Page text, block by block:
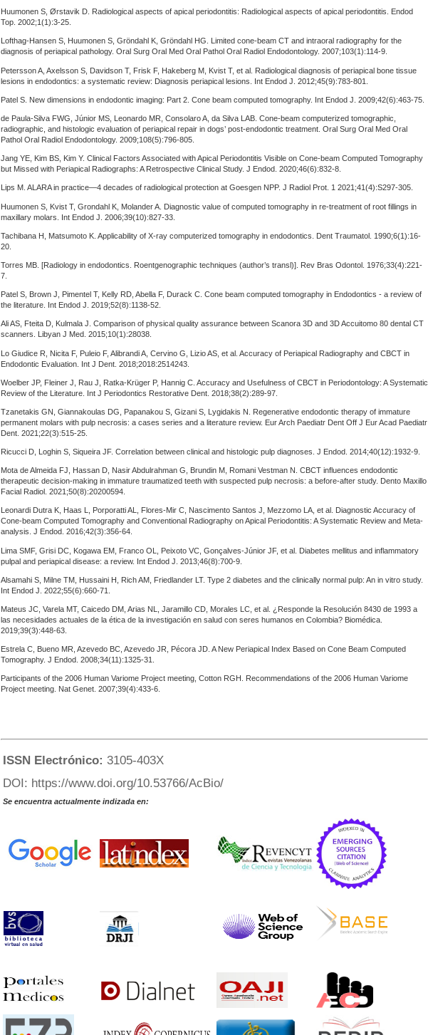
Huumonen S, Ørstavik D. Radiological aspects of apical periodontitis: Radiological aspects of apical periodontitis. Endod
Top. 2002;1(1):3-25.
Lofthag-Hansen S, Huumonen S, Gröndahl K, Gröndahl HG. Limited cone-beam CT and intraoral radiography for the
diagnosis of periapical pathology. Oral Surg Oral Med Oral Pathol Oral Radiol Endodontology. 2007;103(1):114-9.
Petersson A, Axelsson S, Davidson T, Frisk F, Hakeberg M, Kvist T, et al. Radiological diagnosis of periapical bone tissue
lesions in endodontics: a systematic review: Diagnosis periapical lesions. Int Endod J. 2012;45(9):783-801.
Patel S. New dimensions in endodontic imaging: Part 2. Cone beam computed tomography. Int Endod J. 2009;42(6):463-75.
de Paula-Silva FWG, Júnior MS, Leonardo MR, Consolaro A, da Silva LAB. Cone-beam computerized tomographic,
radiographic, and histologic evaluation of periapical repair in dogs’ post-endodontic treatment. Oral Surg Oral Med Oral
Pathol Oral Radiol Endodontology. 2009;108(5):796-805.
Jang YE, Kim BS, Kim Y. Clinical Factors Associated with Apical Periodontitis Visible on Cone-beam Computed Tomography
but Missed with Periapical Radiographs: A Retrospective Clinical Study. J Endod. 2020;46(6):832-8.
Lips M. ALARA in practice—4 decades of radiological protection at Goesgen NPP. J Radiol Prot. 1 2021;41(4):S297-305.
Huumonen S, Kvist T, Grondahl K, Molander A. Diagnostic value of computed tomography in re-treatment of root fillings in
maxillary molars. Int Endod J. 2006;39(10):827-33.
Tachibana H, Matsumoto K. Applicability of X-ray computerized tomography in endodontics. Dent Traumatol. 1990;6(1):16-
20.
Torres MB. [Radiology in endodontics. Roentgenographic techniques (author’s transl)]. Rev Bras Odontol. 1976;33(4):221-
7.
Patel S, Brown J, Pimentel T, Kelly RD, Abella F, Durack C. Cone beam computed tomography in Endodontics - a review of
the literature. Int Endod J. 2019;52(8):1138-52.
Ali AS, Fteita D, Kulmala J. Comparison of physical quality assurance between Scanora 3D and 3D Accuitomo 80 dental CT
scanners. Libyan J Med. 2015;10(1):28038.
Lo Giudice R, Nicita F, Puleio F, Alibrandi A, Cervino G, Lizio AS, et al. Accuracy of Periapical Radiography and CBCT in
Endodontic Evaluation. Int J Dent. 2018;2018:2514243.
Woelber JP, Fleiner J, Rau J, Ratka-Krüger P, Hannig C. Accuracy and Usefulness of CBCT in Periodontology: A Systematic
Review of the Literature. Int J Periodontics Restorative Dent. 2018;38(2):289-97.
Tzanetakis GN, Giannakoulas DG, Papanakou S, Gizani S, Lygidakis N. Regenerative endodontic therapy of immature
permanent molars with pulp necrosis: a cases series and a literature review. Eur Arch Paediatr Dent Off J Eur Acad Paediatr
Dent. 2021;22(3):515-25.
Ricucci D, Loghin S, Siqueira JF. Correlation between clinical and histologic pulp diagnoses. J Endod. 2014;40(12):1932-9.
Mota de Almeida FJ, Hassan D, Nasir Abdulrahman G, Brundin M, Romani Vestman N. CBCT influences endodontic
therapeutic decision-making in immature traumatized teeth with suspected pulp necrosis: a before-after study. Dento Maxillo
Facial Radiol. 2021;50(8):20200594.
Leonardi Dutra K, Haas L, Porporatti AL, Flores-Mir C, Nascimento Santos J, Mezzomo LA, et al. Diagnostic Accuracy of
Cone-beam Computed Tomography and Conventional Radiography on Apical Periodontitis: A Systematic Review and Meta-
analysis. J Endod. 2016;42(3):356-64.
Lima SMF, Grisi DC, Kogawa EM, Franco OL, Peixoto VC, Gonçalves-Júnior JF, et al. Diabetes mellitus and inflammatory
pulpal and periapical disease: a review. Int Endod J. 2013;46(8):700-9.
Alsamahi S, Milne TM, Hussaini H, Rich AM, Friedlander LT. Type 2 diabetes and the clinically normal pulp: An in vitro study.
Int Endod J. 2022;55(6):660-71.
Mateus JC, Varela MT, Caicedo DM, Arias NL, Jaramillo CD, Morales LC, et al. ¿Responde la Resolución 8430 de 1993 a
las necesidades actuales de la ética de la investigación en salud con seres humanos en Colombia? Biomédica.
2019;39(3):448-63.
Estrela C, Bueno MR, Azevedo BC, Azevedo JR, Pécora JD. A New Periapical Index Based on Cone Beam Computed
Tomography. J Endod. 2008;34(11):1325-31.
Participants of the 2006 Human Variome Project meeting, Cotton RGH. Recommendations of the 2006 Human Variome
Project meeting. Nat Genet. 2007;39(4):433-6.
ISSN Electrónico: 3105-403X
DOI: https://www.doi.org/10.53766/AcBio/
Se encuentra actualmente indizada en: